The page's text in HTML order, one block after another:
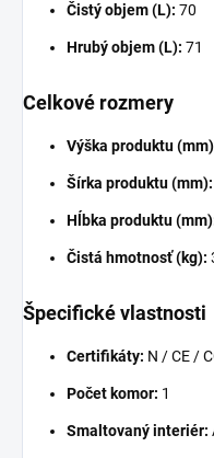
Čistý objem (L): 70
Hrubý objem (L): 71
Celkové rozmery
Výška produktu
Šírka produktu (mm):
Hĺbka produktu
Čistá hmotnosť (kg):
Špecifické vlastnosti
Certifikáty: N / CE /
Počet komor: 1
Smaltovaný interiér: